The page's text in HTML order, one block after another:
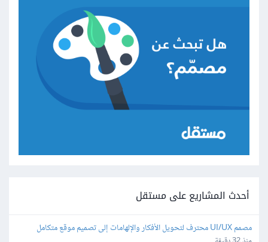
أحدث المشاريع على مستقل
مصمم UI/UX محترف لتحويل الأفكار والإلهامات إلى تصميم موقع متكامل